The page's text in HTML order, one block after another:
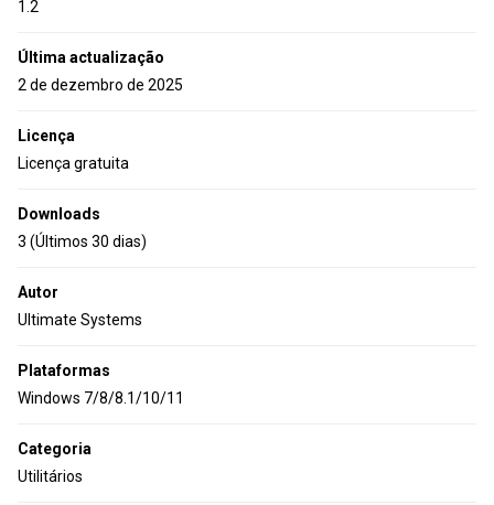
1.2
Última actualização
2 de dezembro de 2025
Licença
Licença gratuita
Downloads
3 (Últimos 30 dias)
Autor
Ultimate Systems
Plataformas
Windows 7/8/8.1/10/11
Categoria
Utilitários